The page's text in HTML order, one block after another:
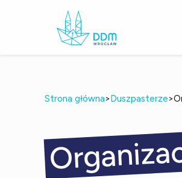
Strona główna>Duszpasterze>